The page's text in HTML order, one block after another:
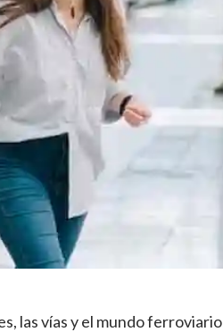
las vías y el mundo ferroviario